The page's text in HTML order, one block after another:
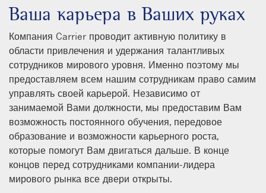
Ваша карьера в Ваших руках
Компания Carrier проводит активную политику в
области привлечения и удержания талантливых
сотрудников мирового уровня. Именно поэтому мы
предоставляем всем нашим сотрудникам право самим
управлять своей карьерой. Независимо от
занимаемой Вами должности, мы предоставим Вам
возможность постоянного обучения, передовое
образование и возможности карьерного роста,
которые помогут Вам двигаться дальше. В конце
концов перед сотрудниками компании-лидера
мирового рынка все двери открыты.